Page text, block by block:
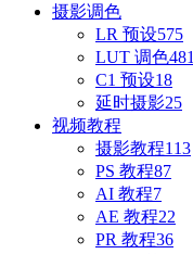
摄影调色
LR 预设575
LUT 调色481
C1 预设18
延时摄影25
视频教程
摄影教程113
PS 教程87
AI 教程7
AE 教程22
PR 教程36